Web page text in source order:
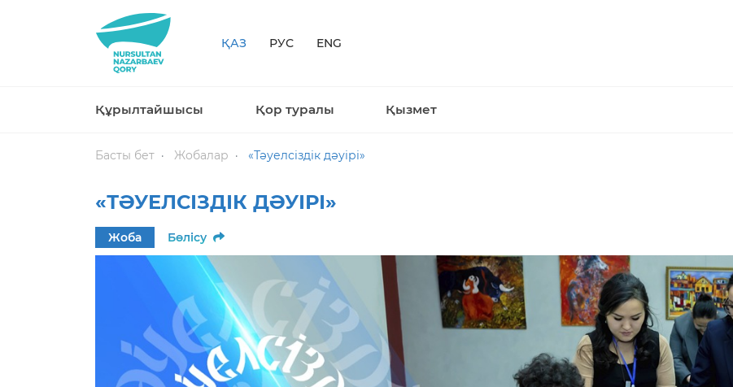
ҚАЗ РУС ENG
Құрылтайшысы Қор туралы Қызмет
Басты бет Жобалар «Тәуелсіздік дәуірі»
«ТӘУЕЛСІЗДІК ДӘУІРІ»
Жоба Бөлісу